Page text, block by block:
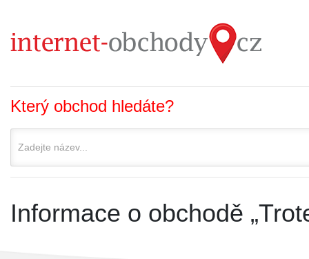
Který obchod hledáte?
Informace o obchodě